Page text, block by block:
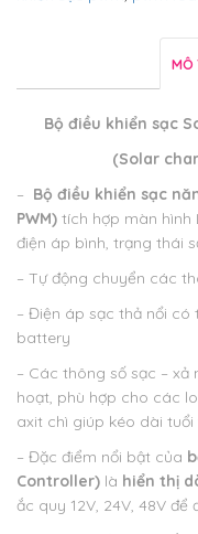
MÔ
Bộ điều khiển sạc
(Solar
– Bộ điều khiển sạc
PWM) tích hợp màn hình
điện áp bình, trạng thái
– Tự động chuyển các
– Điện áp sạc thả nổi có
battery
– Các thông số sạc – xả
hoạt, phù hợp cho các
axit chì giúp kéo dài
– Đặc điểm nổi bật của
Controller) là hiển thị
ắc quy 12V, 24V, 48V